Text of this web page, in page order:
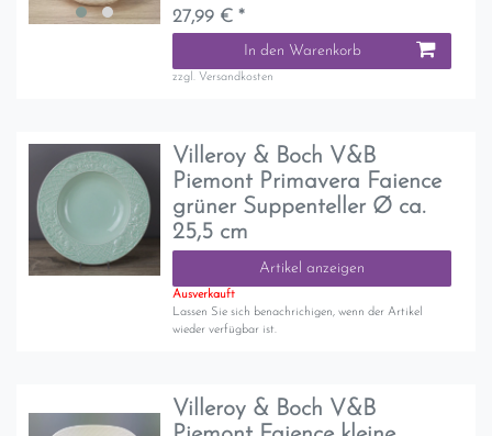
27,99 € *
In den Warenkorb
zzgl. Versandkosten
Villeroy & Boch V&B
Piemont Primavera Faience
grüner Suppenteller Ø ca.
25,5 cm
Artikel anzeigen
Ausverkauft
Lassen Sie sich benachrichigen, wenn der Artikel
wieder verfügbar ist.
Villeroy & Boch V&B